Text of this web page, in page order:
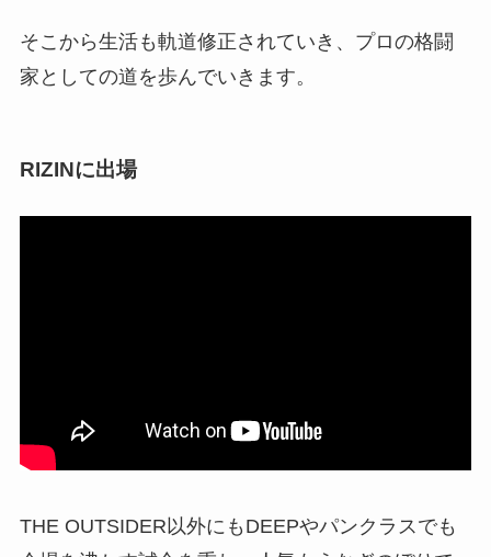
そこから生活も軌道修正されていき、プロの格闘
家としての道を歩んでいきます。
RIZINに出場
THE OUTSIDER以外にもDEEPやパンクラスでも